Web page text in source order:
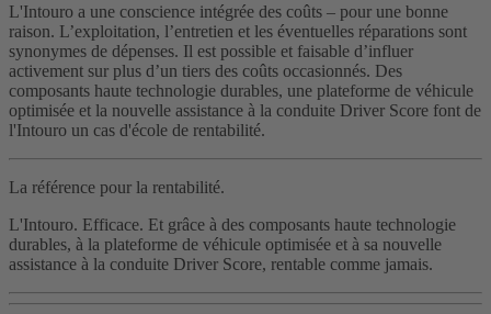
L'Intouro a une conscience intégrée des coûts – pour une bonne
raison. L’exploitation, l’entretien et les éventuelles réparations sont
synonymes de dépenses. Il est possible et faisable d’influer
activement sur plus d’un tiers des coûts occasionnés. Des
composants haute technologie durables, une plateforme de véhicule
optimisée et la nouvelle assistance à la conduite Driver Score font de
l'Intouro un cas d'école de rentabilité.
La référence pour la rentabilité.
L'Intouro. Efficace. Et grâce à des composants haute technologie
durables, à la plateforme de véhicule optimisée et à sa nouvelle
assistance à la conduite Driver Score, rentable comme jamais.